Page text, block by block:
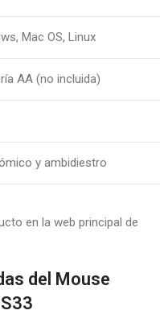
Mac OS, Linux
AA (no incluida)
y ambidiestro
en la web principal de
del Mouse